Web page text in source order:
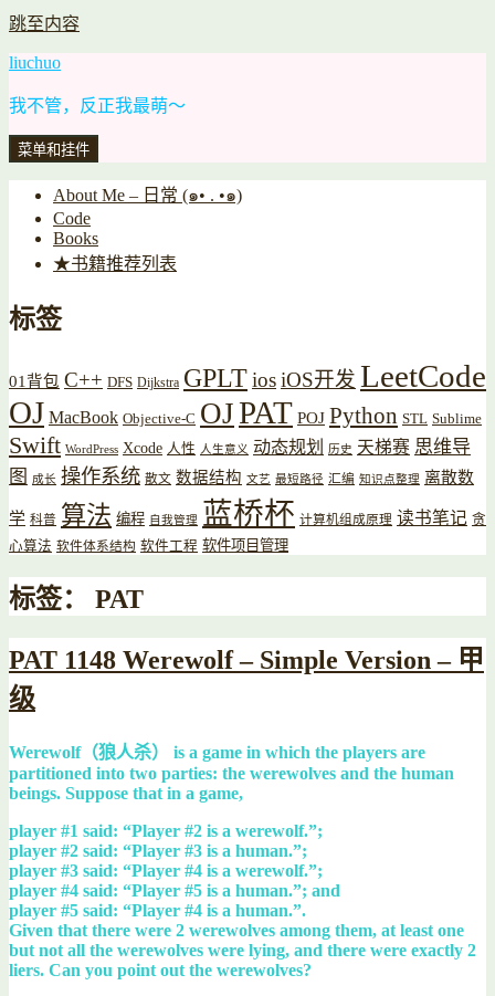
跳至内容
liuchuo
我不管，反正我最萌～
菜单和挂件
About Me – 日常 (๑• . •๑)
Code
Books
★书籍推荐列表
标签
01背包 C++ DFS Dijkstra GPLTiosiOS开发 LeetCode
OJ MacBook Objective-C OJPAT POJ Python STL Sublime
Swift WordPress Xcode 人性 人生意义 动态规划 历史 天梯赛 思维导
图
成长 操作系统 散文 数据结构 文艺 最短路径 汇编 知识点整理 离散数
学 科普 算法 编程 自我管理 蓝桥杯 计算机组成原理 读书笔记 贪
心算法 软件体系结构 软件工程 软件项目管理
标签： PAT
PAT 1148 Werewolf – Simple Version – 甲
级
Werewolf（狼人杀） is a game in which the players are
partitioned into two parties: the werewolves and the human
beings. Suppose that in a game,
player #1 said: “Player #2 is a werewolf.”;
player #2 said: “Player #3 is a human.”;
player #3 said: “Player #4 is a werewolf.”;
player #4 said: “Player #5 is a human.”; and
player #5 said: “Player #4 is a human.”.
Given that there were 2 werewolves among them, at least one
but not all the werewolves were lying, and there were exactly 2
liers. Can you point out the werewolves?